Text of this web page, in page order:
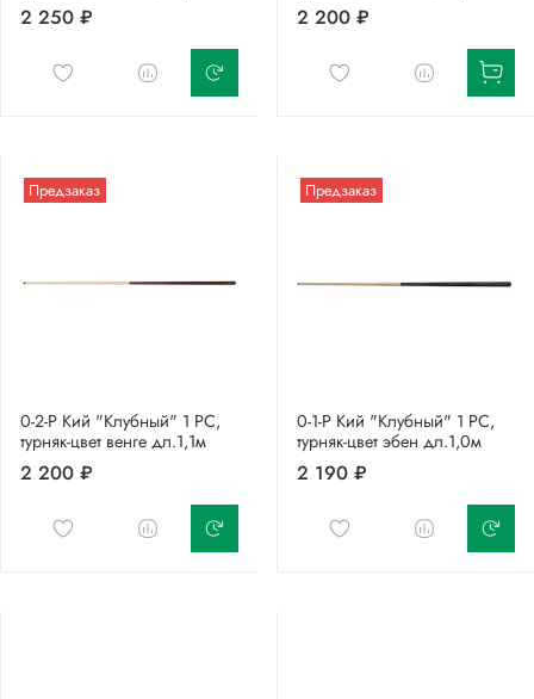
2 250 ₽ 2 200 ₽
Предзаказ
0-2-Р Кий "Клубный" 1 РС,
турняк-цвет венге дл.1,1м
2 200 ₽
Предзаказ
0-1-Р Кий "Клубный" 1 РС,
турняк-цвет эбен дл.1,0м
2 190 ₽